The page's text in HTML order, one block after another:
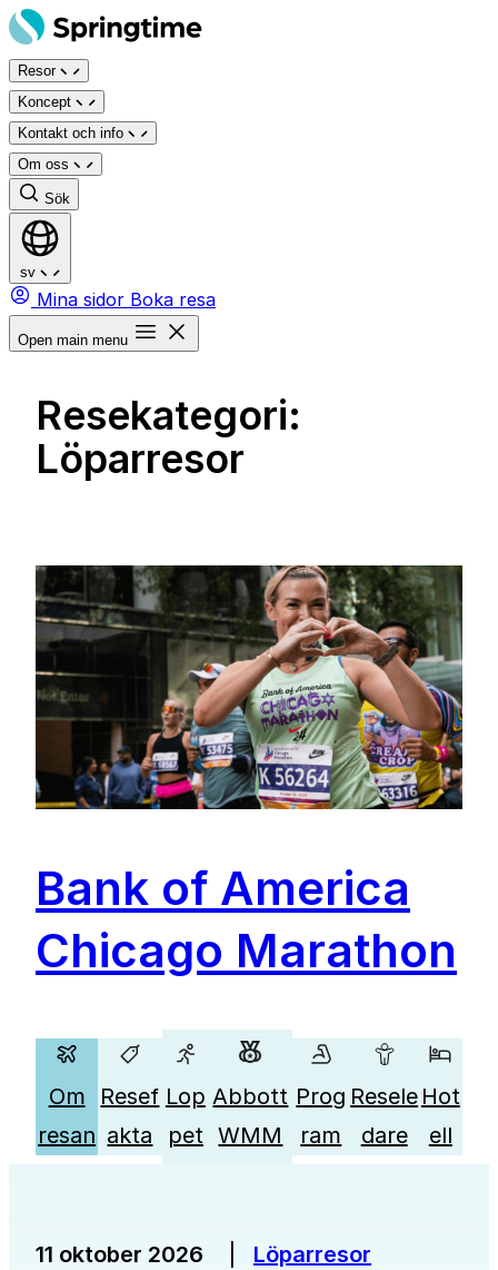
Hoppa
till
innehåll
Resor
Koncept
Kontakt och info
Om oss
Sök
sv
Mina sidor Boka resa
Open main menu
Resekategori:
Löparresor
Bank of America
Chicago Marathon
Om
resan
Resef
akta
Lop
pet
Abbott
WMM
Prog
ram
Resele
dare
Hot
ell
11 oktober 2026 Löparresor